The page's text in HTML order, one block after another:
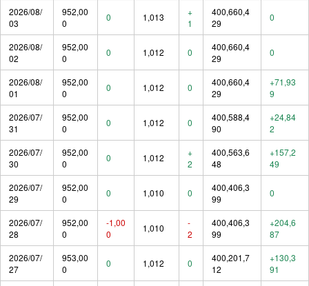
2026/08/
03
952,00
0
0 1,013
+
1
400,660,4
29
0
2026/08/
02
952,00
0
0 1,012 0
400,660,4
29
0
2026/08/
01
952,00
0
0 1,012 0
400,660,4
29
+71,93
9
2026/07/
31
952,00
0
0 1,012 0
400,588,4
90
+24,84
2
2026/07/
30
952,00
0
0 1,012
+
2
400,563,6
48
+157,2
49
2026/07/
29
952,00
0
0 1,010 0
400,406,3
99
0
2026/07/
28
952,00
0
-1,00
0
1,010
-
2
400,406,3
99
+204,6
87
2026/07/
27
953,00
0
0 1,012 0
400,201,7
12
+130,3
91